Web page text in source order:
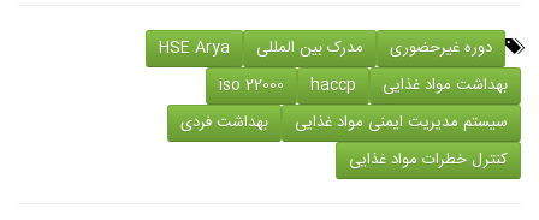
دوره غیرحضوری مدرک بین المللی
HSE Arya
بهداشت مواد غذایی
haccp
iso 22000
سیستم مدیریت ایمنی مواد غذایی
بهداشت فردی
کنترل خطرات مواد غذایی